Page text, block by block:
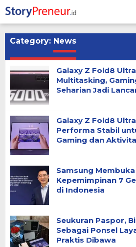
to
content
Category: News
Galaxy Z Fold8
Multitasking,
Seharian Jadi
Galaxy Z Fold8
Performa Stabil
Gaming dan
Samsung
Kepemimpinan 7
di Indonesia
Seukuran Paspor,
Sebagai Ponsel
Praktis Dibawa